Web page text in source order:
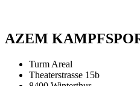
AZEM
Turm Areal
Theaterstrasse 15b